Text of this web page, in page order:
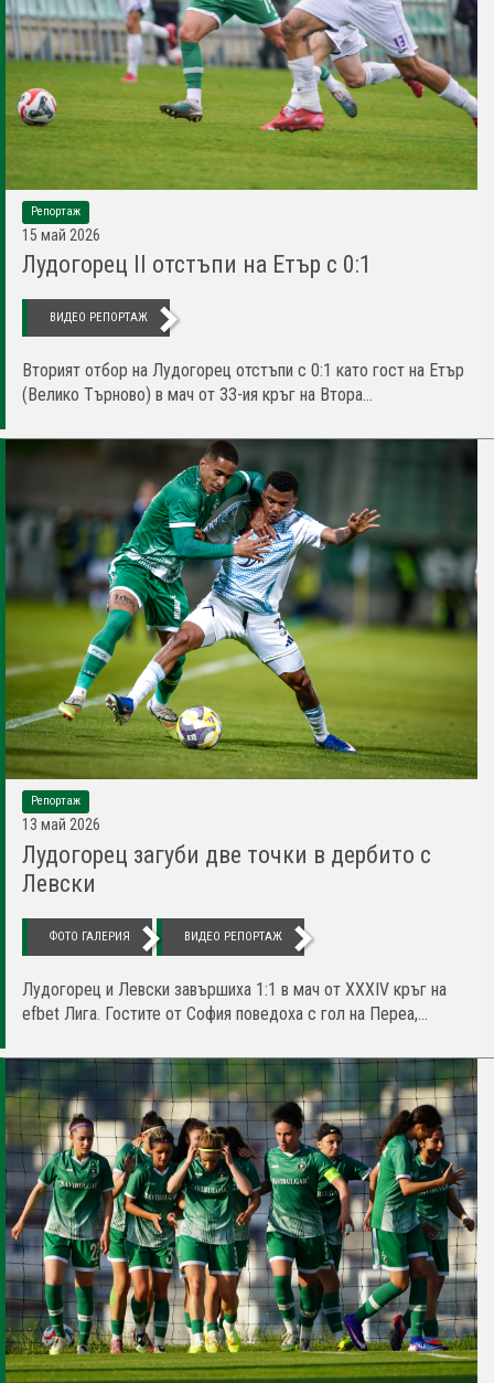
Репортаж
15 май 2026
Лудогорец II отстъпи на Етър с 0:1
ВИДЕО РЕПОРТАЖ
Вторият отбор на Лудогорец отстъпи с 0:1 като гост на Етър
(Велико Търново) в мач от 33-ия кръг на Втора...
Репортаж
13 май 2026
Лудогорец загуби две точки в дербито с
Левски
ФОТО ГАЛЕРИЯ ВИДЕО РЕПОРТАЖ
Лудогорец и Левски завършиха 1:1 в мач от XXXIV кръг на
efbet Лига. Гостите от София поведоха с гол на Переа,...